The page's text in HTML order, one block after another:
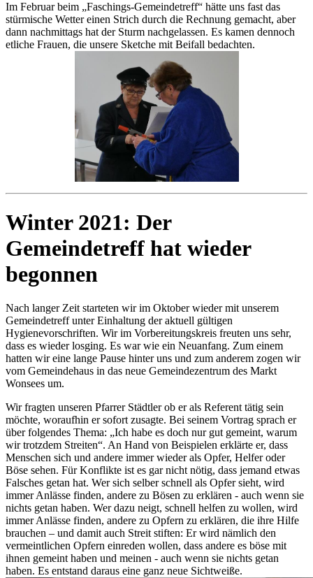
Im Februar beim „Faschings-Gemeindetreff“ hätte uns fast das
stürmische Wetter einen Strich durch die Rechnung gemacht, aber
dann nachmittags hat der Sturm nachgelassen. Es kamen dennoch
etliche Frauen, die unsere Sketche mit Beifall bedachten.
Winter 2021: Der
Gemeindetreff hat wieder
begonnen
Nach langer Zeit starteten wir im Oktober wieder mit unserem
Gemeindetreff unter Einhaltung der aktuell gültigen
Hygienevorschriften. Wir im Vorbereitungskreis freuten uns sehr,
dass es wieder losging. Es war wie ein Neuanfang. Zum einem
hatten wir eine lange Pause hinter uns und zum anderem zogen wir
vom Gemeindehaus in das neue Gemeindezentrum des Markt
Wonsees um.
Wir fragten unseren Pfarrer Städtler ob er als Referent tätig sein
möchte, woraufhin er sofort zusagte. Bei seinem Vortrag sprach er
über folgendes Thema: „Ich habe es doch nur gut gemeint, warum
wir trotzdem Streiten“. An Hand von Beispielen erklärte er, dass
Menschen sich und andere immer wieder als Opfer, Helfer oder
Böse sehen. Für Konflikte ist es gar nicht nötig, dass jemand etwas
Falsches getan hat. Wer sich selber schnell als Opfer sieht, wird
immer Anlässe finden, andere zu Bösen zu erklären - auch wenn sie
nichts getan haben. Wer dazu neigt, schnell helfen zu wollen, wird
immer Anlässe finden, andere zu Opfern zu erklären, die ihre Hilfe
brauchen – und damit auch Streit stiften: Er wird nämlich den
vermeintlichen Opfern einreden wollen, dass andere es böse mit
ihnen gemeint haben und meinen - auch wenn sie nichts getan
haben. Es entstand daraus eine ganz neue Sichtweiße.